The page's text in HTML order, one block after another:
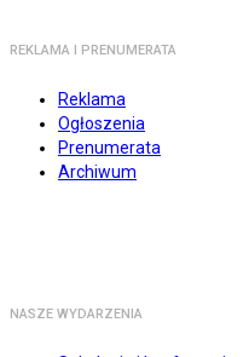
REKLAMA I PRENUMERATA
Reklama
Ogłoszenia
Prenumerata
Archiwum
NASZE WYDARZENIA